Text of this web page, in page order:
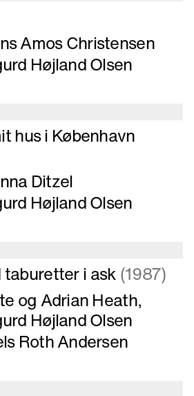
Amos Christensen
Højland Olsen
hus i København
Ditzel
Højland Olsen
taburetter i ask(1987)
og Adrian Heath,
Højland Olsen
Roth Andersen